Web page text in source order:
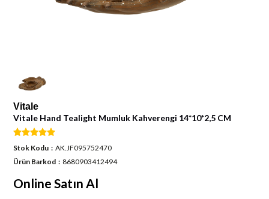
Vitale
Vitale Hand Tealight Mumluk Kahverengi 14*10*2,5 CM
Stok Kodu
AK.JF095752470
Ürün Barkod
8680903412494
Online Satın Al